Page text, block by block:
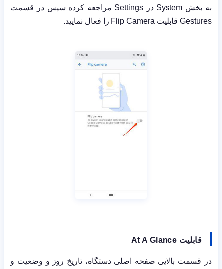
به بخش System درSettings مراجعه کرده سپس در قسمت
Gestures قابلیت Flip Camera را فعال نمایید.
قابلیت At A Glance
در قسمت بالایی صفحه اصلی دستگاه، تاریخ روز و وضعیت و